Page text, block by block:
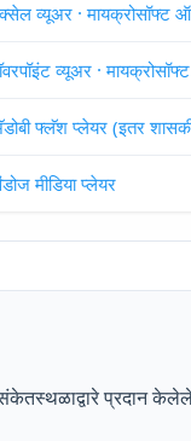
व्यूअर · मायक्रोसॉफ्ट
व्यूअर ·
फ्लॅश प्लेयर (इतर
मीडिया प्लेयर
प्रदान